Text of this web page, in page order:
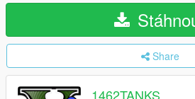
Share
1462TANKS